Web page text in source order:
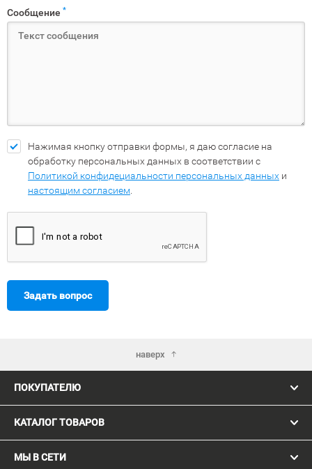
Сообщение *
Нажимая кнопку отправки формы, я даю согласие на
обработку персональных данных в соответствии с
Политикой конфидециальности персональных данных и
настоящим согласием
Задать вопрос
наверх
ПОКУПАТЕЛЮ
КАТАЛОГ ТОВАРОВ
МЫ В СЕТИ